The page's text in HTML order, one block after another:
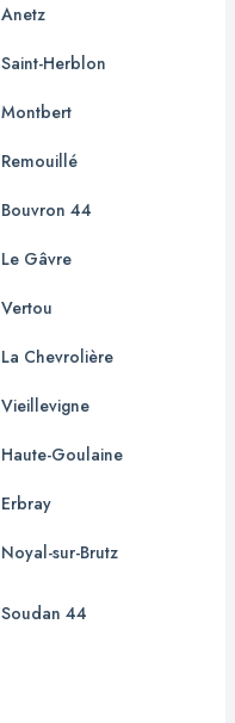
Anetz
Saint-Herblon
Montbert
Remouillé
Bouvron 44
Le Gâvre
Vertou
La Chevrolière
Vieillevigne
Haute-Goulaine
Erbray
Noyal-sur-Brutz
Soudan 44